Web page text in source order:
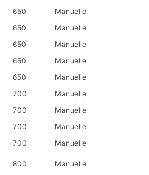
650
Manuelle
650
Manuelle
650
Manuelle
650
Manuelle
650
Manuelle
700
Manuelle
700
Manuelle
700
Manuelle
700 Manuelle
800 Manuelle